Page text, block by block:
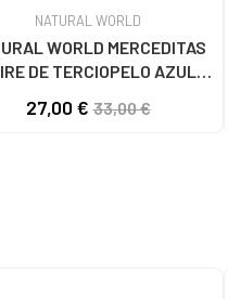
NATURAL WORLD
WORLD MERCEDITAS
DE TERCIOPELO AZUL
27,00 €33,00 €